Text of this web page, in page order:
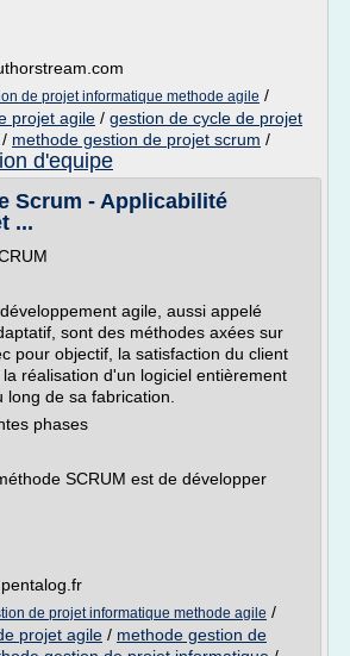
de projet informatique methode agile /
projet agile / gestion de cycle de projet
/ methode gestion de projet scrum /
d'equipe
Scrum - Applicabilité
...
agile, aussi appelé
sont des méthodes axées sur
pour objectif, la satisfaction du client
réalisation d'un logiciel entièrement
de sa fabrication.
phases
SCRUM est de développer
de projet informatique methode agile /
projet agile / methode gestion de